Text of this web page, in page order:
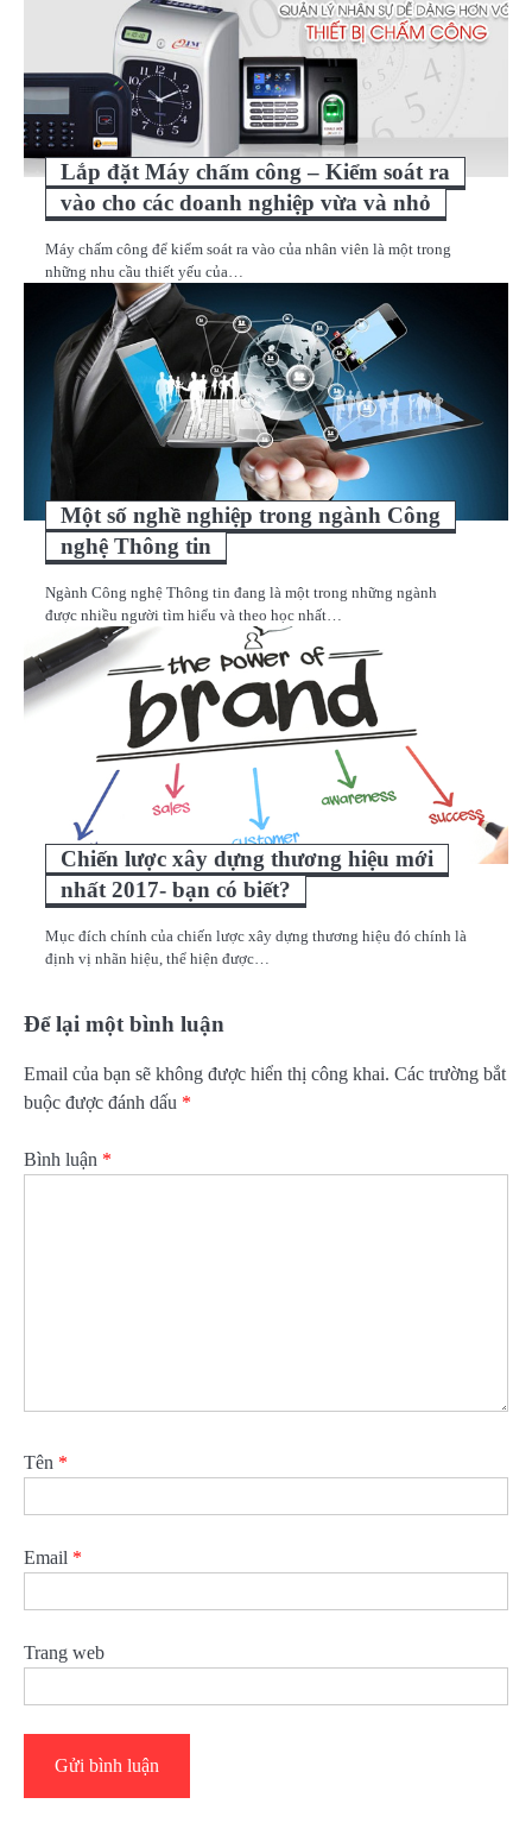
Lắp đặt Máy chấm công – Kiểm soát ra
vào cho các doanh nghiệp vừa và nhỏ
Máy chấm công để kiểm soát ra vào của nhân viên là một trong
những nhu cầu thiết yếu của…
Một số nghề nghiệp trong ngành Công
nghệ Thông tin
Ngành Công nghệ Thông tin đang là một trong những ngành
được nhiều người tìm hiểu và theo học nhất…
Chiến lược xây dựng thương hiệu mới
nhất 2017- bạn có biết?
Mục đích chính của chiến lược xây dựng thương hiệu đó chính là
định vị nhãn hiệu, thể hiện được…
Để lại một bình luận
Email của bạn sẽ không được hiển thị công khai. Các trường bắt
buộc được đánh dấu *
Bình luận *
Tên *
Email *
Trang web